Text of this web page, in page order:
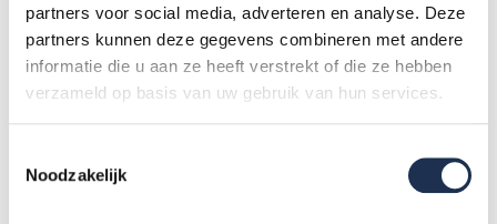
partners voor social media, adverteren en analyse. Deze
partners kunnen deze gegevens combineren met andere
informatie die u aan ze heeft verstrekt of die ze hebben
verzameld op basis van uw gebruik van hun services.
Noodzakelijk
grotere klussen waarbij je regelmatig van positie wisselt.
Gevelsteiger:ontworpen voor zwaar buitenwerk aan
gevels, zoals metselwerk, schilderen of renovatie. Robuuster en
stabieler dan rolsteigers en biedt meer werkruimte over een
groter oppervlak. Bij uitstek geschikt voor professioneel gebruik.